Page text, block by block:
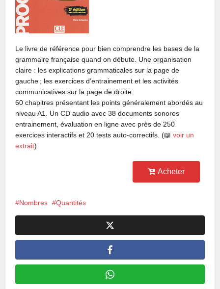
Le livre de référence pour bien comprendre les bases de la
grammaire française quand on débute. Une organisation
claire : les explications grammaticales sur la page de
gauche ; les exercices d’entrainement et les activités
communicatives sur la page de droite
60 chapitres présentant les points généralement abordés au
niveau A1. Un CD audio avec 38 documents sonores
entrainement, évaluation en ligne avec près de 250
exercices interactifs et 20 tests auto-correctifs. (📖voir un
extrait)
Acheter
Nombres Quantités